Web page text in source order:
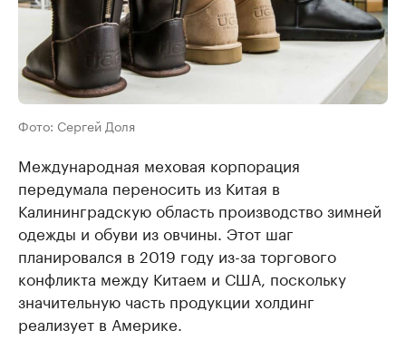
Фото: Сергей Доля
Международная меховая корпорация
передумала переносить из Китая в
Калининградскую область производство зимней
одежды и обуви из овчины. Этот шаг
планировался в 2019 году из-за торгового
конфликта между Китаем и США, поскольку
значительную часть продукции холдинг
реализует в Америке.